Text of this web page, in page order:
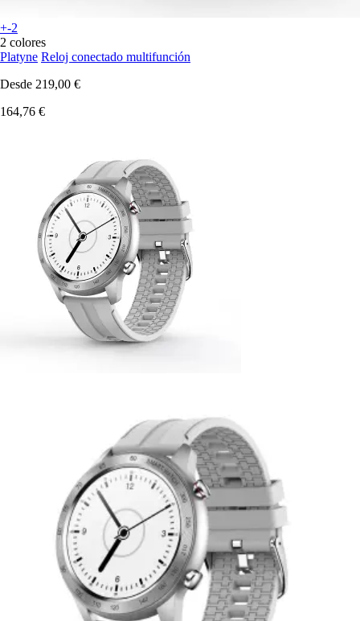
+-2
2 colores
Platyne Reloj conectado multifunción
Desde 219,00 €
164,76 €